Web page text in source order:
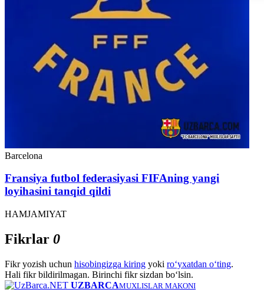
Barcelona
Fransiya futbol federasiyasi FIFAning yangi
loyihasini tanqid qildi
HAMJAMIYAT
Fikrlar 0
Fikr yozish uchun hisobingizga kiring yoki ro‘yxatdan o‘ting.
Hali fikr bildirilmagan. Birinchi fikr sizdan bo‘lsin.
UZBARCAMUXLISLAR MAKONI